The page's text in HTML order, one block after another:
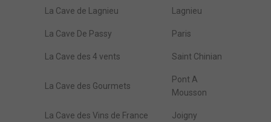
La Cave de Lagnieu Lagnieu
La Cave De Passy Paris
La Cave des 4 vents Saint Chinian
La Cave des Gourmets
Pont A
Mousson
La Cave des Vins de France Joigny